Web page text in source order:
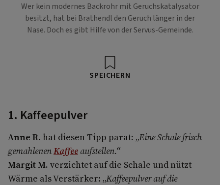
Wer kein modernes Backrohr mit Geruchskatalysator
besitzt, hat bei Brathendl den Geruch länger in der
Nase. Doch es gibt Hilfe von der Servus-Gemeinde.
SPEICHERN
1. Kaffeepulver
Anne R. hat diesen Tipp parat: „Eine Schale frisch
gemahlenenKaffee aufstellen.“
Margit M. verzichtet auf die Schale und nützt
Wärme als Verstärker: „Kaffeepulver auf die